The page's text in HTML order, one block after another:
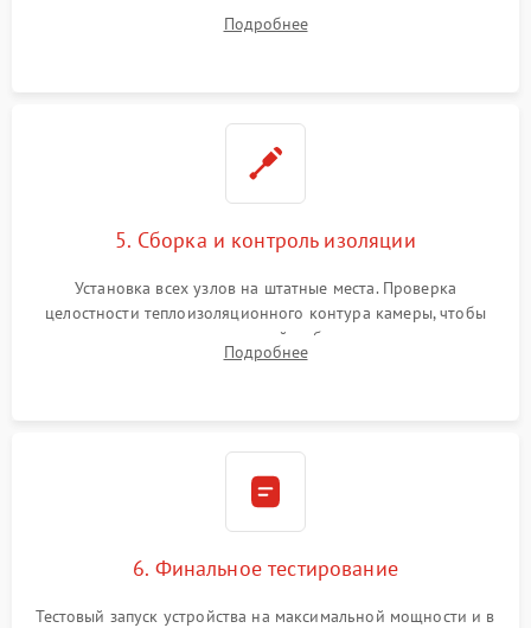
выгоревших реле, восстановление контактов и замена
Подробнее
5. Сборка и контроль изоляции
Установка всех узлов на штатные места. Проверка
целостности теплоизоляционного контура камеры, чтобы
исключить перегрев кухонной мебели и потерю тепла.
Надежная фиксация клемм и сборка корпуса шкафа.
Подробнее
6. Финальное тестирование
Тестовый запуск устройства на максимальной мощности и в